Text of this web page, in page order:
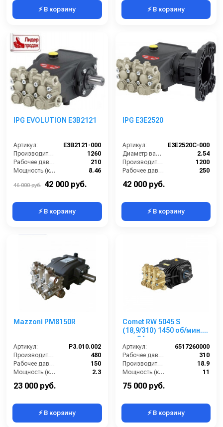
⚡ В корзину ⚡ В корзину
IPG EVOLUTION E3B2121
Артикул:
E3B2121-000
Производительность (л/ч):
1260
Рабочее давление (бар):
210
Мощность (кВт):
8.46
46 000 руб. 42 000 руб.
⚡ В корзину
IPG E3E2520
Артикул:
E3E2520C-000
Диаметр вала (см):
2.54
Производительность (л/ч):
1200
Рабочее давление (бар):
250
42 000 руб.
⚡ В корзину
Mazzoni PM8150R
Артикул:
P3.010.002
Производительность (л/ч):
480
Рабочее давление (бар):
150
Мощность (кВт):
2.3
23 000 руб.
⚡ В корзину
Comet RW 5045 S
(18,9/310) 1450 об/мин.
вал 24мм
Артикул:
6517260000
Рабочее давление (бар):
310
Производительность (л/мин):
18.9
Мощность (кВт):
11
Обороты двигателя (об/мин):
75 000 руб.
⚡ В корзину